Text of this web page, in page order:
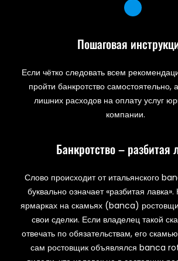
Пошаговая
Если чётко следовать всем
пройти банкротство самостоятельно,
лишних расходов на оплату услуг
компании.
Банкротство – разбитая
Слово происходит от итальянского
буквально означает «разбитая
ярмарках на скамьях (banca)
свои сделки. Если владелец такой
отвечать по обязательствам, его
сам ростовщик объявлялся banca